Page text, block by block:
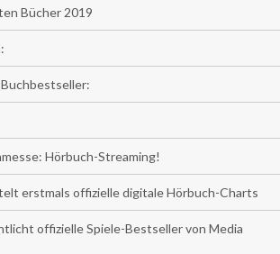
Bücher 2019
Hörbuch-Streaming!
erstmals offizielle digitale Hörbuch-Charts
offizielle Spiele-Bestseller von Media